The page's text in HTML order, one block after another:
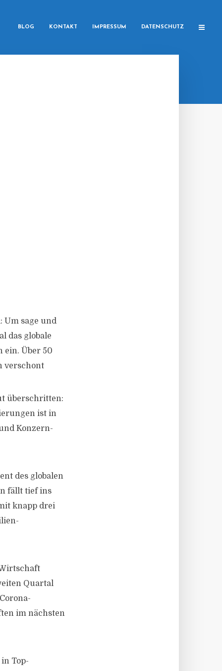
BLOG KONTAKT IMPRESSUM DATENSCHUTZ
Um sage und
das globale
ein. Über 50
verschont
überschritten:
ist in
Konzern-
des globalen
fällt tief ins
knapp drei
Quartal
im nächsten
Top-